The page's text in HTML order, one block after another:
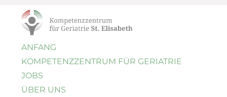
ANFANG
KOMPETENZZENTRUM FÜR GERIATRIE
JOBS
ÜBER UNS